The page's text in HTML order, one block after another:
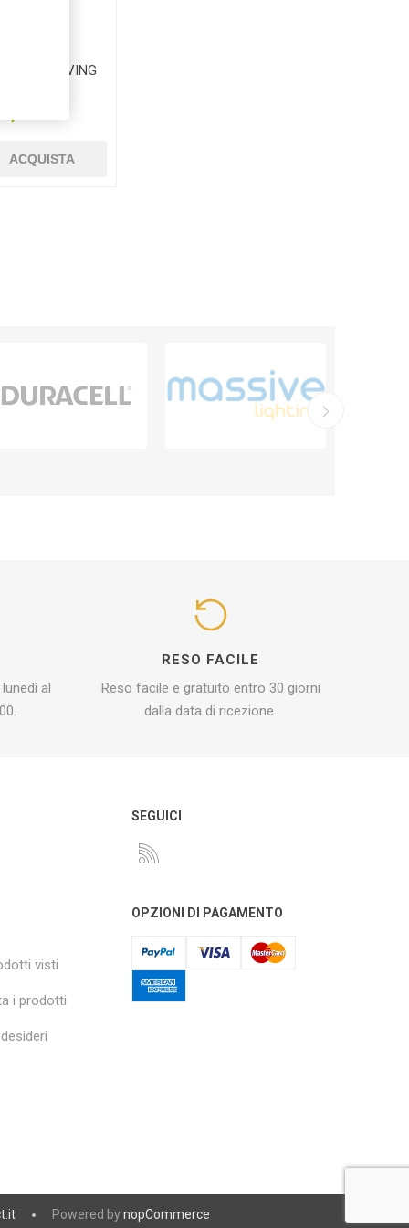
LIVING
ACQUISTA
al
RESO FACILE
Reso facile e gratuito entro 30 giorni
dalla data di ricezione.
visti
i prodotti
SEGUICI
OPZIONI DI PAGAMENTO
Powered bynopCommerce